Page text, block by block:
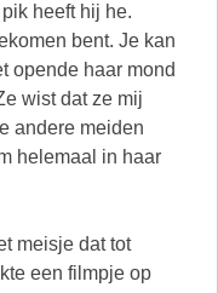
heeft hij he.
bent. Je kan
opende haar mond
wist dat ze mij
andere meiden
helemaal in haar
meisje dat tot
een filmpje op